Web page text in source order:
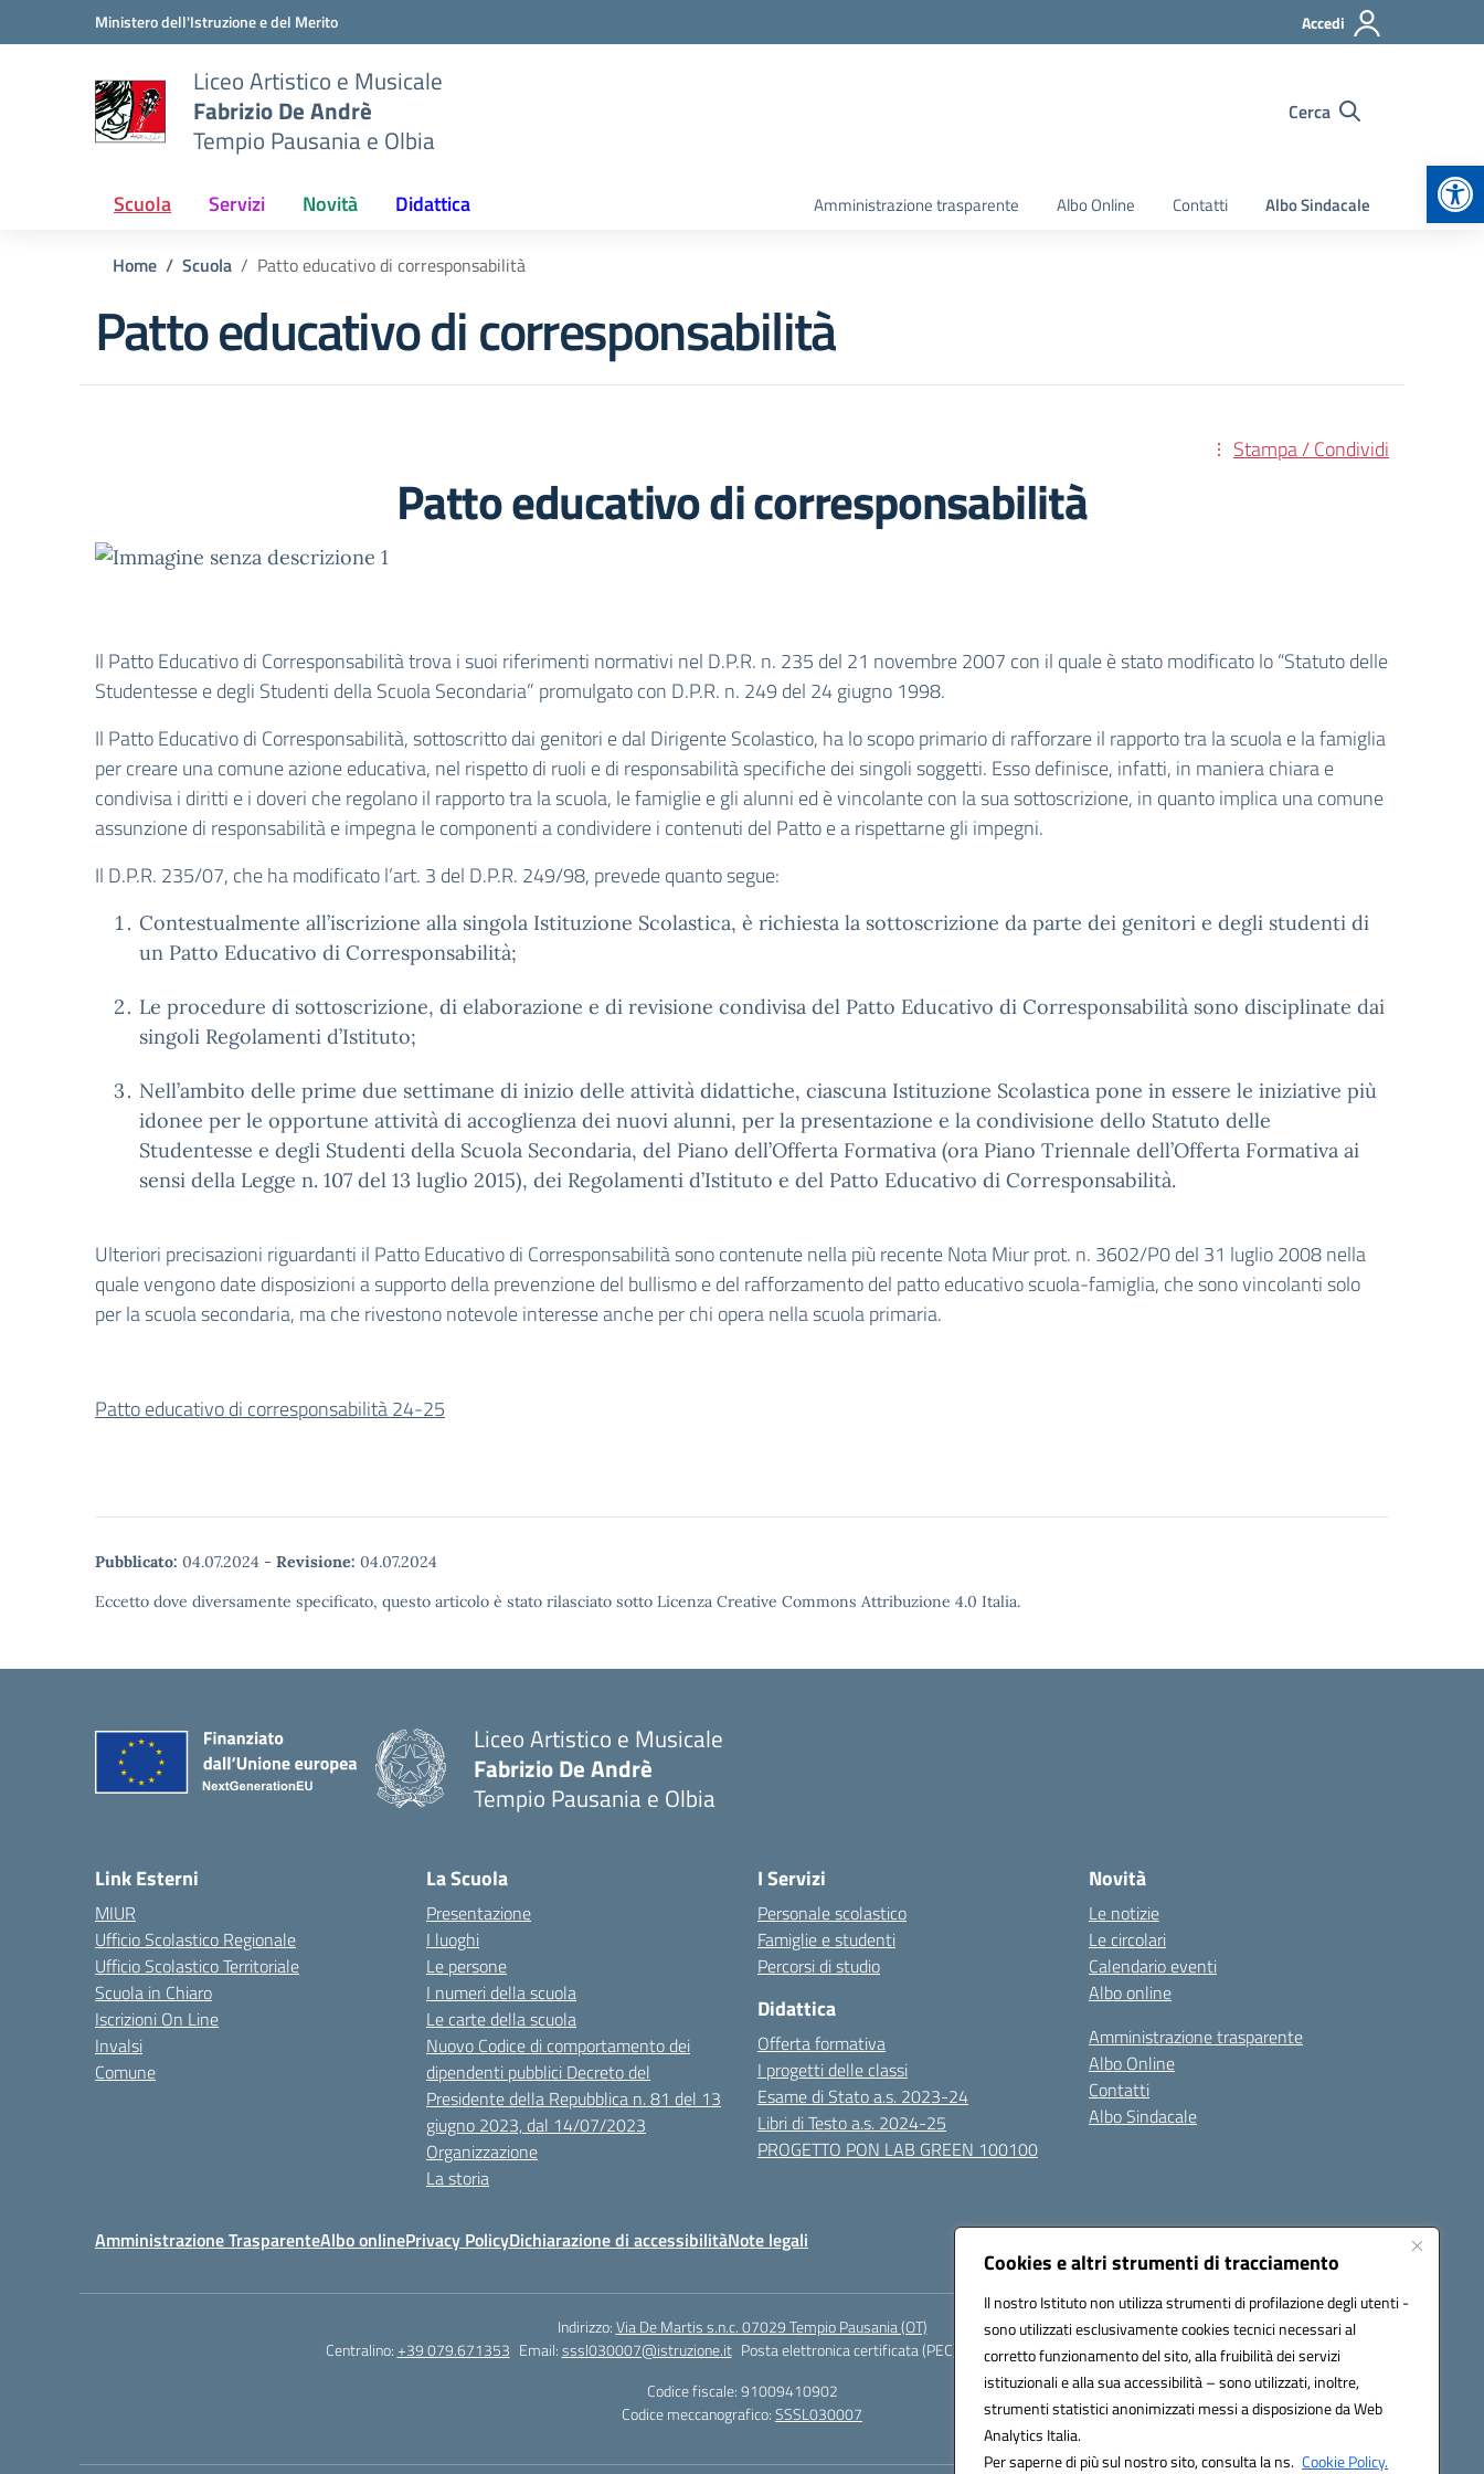
Cookies e altri strumenti di tracciamento
Il nostro Istituto non utilizza strumenti di profilazione degli utenti -
sono utilizzati esclusivamente cookies tecnici necessari al
corretto funzionamento del sito, alla fruibilità dei servizi
istituzionali e alla sua accessibilità – sono utilizzati, inoltre,
strumenti statistici anonimizzati messi a disposizione da Web
Analytics Italia.
Per saperne di più sul nostro sito, consulta la ns. Cookie Policy.
Vai ai contenuti
Vai al menu di navigazioneMinistero dell'Istruzione e del Merito Accedi
Liceo Artistico e Musicale
Fabrizio De Andrè
Tempio Pausania e Olbia
Cerca
Scuola Servizi Novità Didattica Amministrazione trasparente Albo Online Contatti Albo Sindacale
Home Scuola Patto educativo di corresponsabilità
Patto educativo di corresponsabilità
Stampa / Condividi
Patto educativo di corresponsabilità
Il Patto Educativo di Corresponsabilità trova i suoi riferimenti normativi nel D.P.R. n. 235 del 21 novembre 2007 con il quale è stato modificato lo “Statuto delle
Studentesse e degli Studenti della Scuola Secondaria” promulgato con D.P.R. n. 249 del 24 giugno 1998.
Il Patto Educativo di Corresponsabilità, sottoscritto dai genitori e dal Dirigente Scolastico, ha lo scopo primario di rafforzare il rapporto tra la scuola e la famiglia
per creare una comune azione educativa, nel rispetto di ruoli e di responsabilità specifiche dei singoli soggetti. Esso definisce, infatti, in maniera chiara e
condivisa i diritti e i doveri che regolano il rapporto tra la scuola, le famiglie e gli alunni ed è vincolante con la sua sottoscrizione, in quanto implica una comune
assunzione di responsabilità e impegna le componenti a condividere i contenuti del Patto e a rispettarne gli impegni.
Il D.P.R. 235/07, che ha modificato l’art. 3 del D.P.R. 249/98, prevede quanto segue:
Contestualmente all’iscrizione alla singola Istituzione Scolastica, è richiesta la sottoscrizione da parte dei genitori e degli studenti di
un Patto Educativo di Corresponsabilità;
Le procedure di sottoscrizione, di elaborazione e di revisione condivisa del Patto Educativo di Corresponsabilità sono disciplinate dai
singoli Regolamenti d’Istituto;
Nell’ambito delle prime due settimane di inizio delle attività didattiche, ciascuna Istituzione Scolastica pone in essere le iniziative più
idonee per le opportune attività di accoglienza dei nuovi alunni, per la presentazione e la condivisione dello Statuto delle
Studentesse e degli Studenti della Scuola Secondaria, del Piano dell’Offerta Formativa (ora Piano Triennale dell’Offerta Formativa ai
sensi della Legge n. 107 del 13 luglio 2015), dei Regolamenti d’Istituto e del Patto Educativo di Corresponsabilità.
Ulteriori precisazioni riguardanti il Patto Educativo di Corresponsabilità sono contenute nella più recente Nota Miur prot. n. 3602/P0 del 31 luglio 2008 nella
quale vengono date disposizioni a supporto della prevenzione del bullismo e del rafforzamento del patto educativo scuola-famiglia, che sono vincolanti solo
per la scuola secondaria, ma che rivestono notevole interesse anche per chi opera nella scuola primaria.
Patto educativo di corresponsabilità 24-25
Pubblicato: 04.07.2024 - Revisione: 04.07.2024
Eccetto dove diversamente specificato, questo articolo è stato rilasciato sotto Licenza Creative Commons Attribuzione 4.0 Italia.
Liceo Artistico e Musicale
Fabrizio De Andrè
Tempio Pausania e Olbia
Link Esterni
MIUR
Ufficio Scolastico Regionale
Ufficio Scolastico Territoriale
Scuola in Chiaro
Iscrizioni On Line
Invalsi
Comune
La Scuola
Presentazione
I luoghi
Le persone
I numeri della scuola
Le carte della scuola
Nuovo Codice di comportamento dei
dipendenti pubblici Decreto del
Presidente della Repubblica n. 81 del 13
giugno 2023, dal 14/07/2023
Organizzazione
La storia
I Servizi
Personale scolastico
Famiglie e studenti
Percorsi di studio
Didattica
Offerta formativa
I progetti delle classi
Esame di Stato a.s. 2023-24
Libri di Testo a.s. 2024-25
PROGETTO PON LAB GREEN 100100
Novità
Le notizie
Le circolari
Calendario eventi
Albo online
Amministrazione trasparente
Albo Online
Contatti
Albo Sindacale
Amministrazione TrasparenteAlbo onlinePrivacy PolicyDichiarazione di accessibilitàNote legali
Indirizzo:Via De Martis s.n.c. 07029 Tempio Pausania (OT)
Centralino:+39 079.671353 Email:sssl030007@istruzione.it Posta elettronica certificata (PEC):
sssl030007@pec.istruzione.it
Codice fiscale: 91009410902
Codice meccanografico:SSSL030007